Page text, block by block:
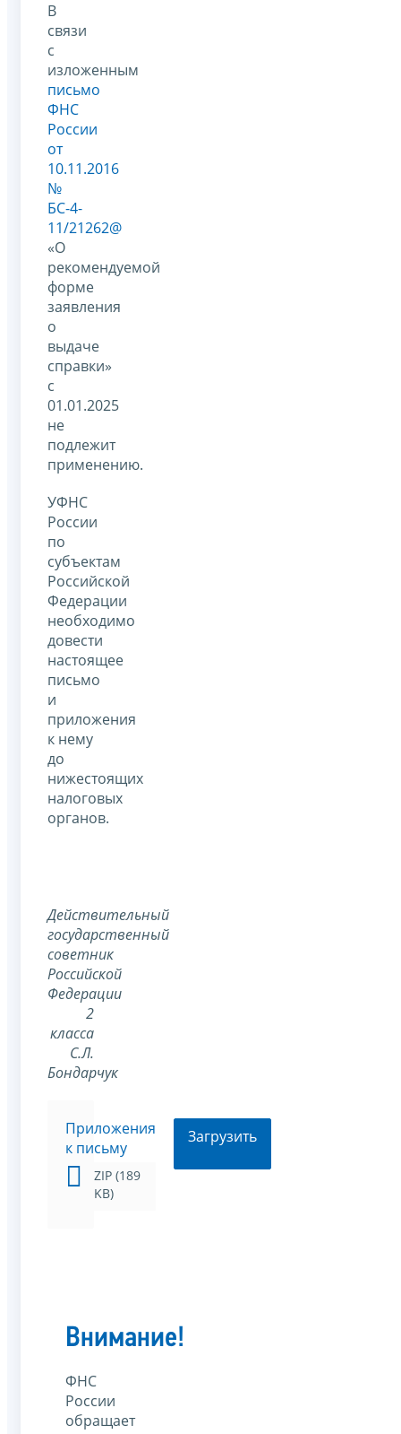
В
связи
с
изложенным
письмо
ФНС
России
от
10.11.2016
№
БС-4-
11/21262@
«О
рекомендуемой
форме
заявления
о
выдаче
справки»
с
01.01.2025
не
подлежит
применению.
УФНС
России
по
субъектам
Российской
Федерации
необходимо
довести
настоящее
письмо
и
приложения
к нему
до
нижестоящих
налоговых
органов.
Действительный
государственный
советник
Российской
Федерации
2
класса
С.Л.
Бондарчук
Приложения
к письму
ZIP (189
KB)
Загрузить
Внимание!
ФНС
России
обращает